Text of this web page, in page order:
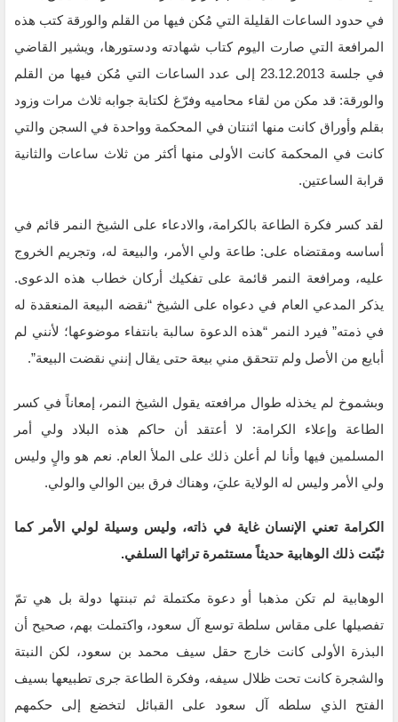
في حدود الساعات القليلة التي مُكن فيها من القلم والورقة كتب هذه
المرافعة التي صارت اليوم كتاب شهادته ودستورها، ويشير القاضي
في جلسة 23.12.2013 إلى عدد الساعات التي مُكن فيها من القلم
والورقة: قد مكن من لقاء محاميه وفرّغ لكتابة جوابه ثلاث مرات وزود
بقلم وأوراق كانت منها اثنتان في المحكمة وواحدة في السجن والتي
كانت في المحكمة كانت الأولى منها أكثر من ثلاث ساعات والثانية
قرابة الساعتين.
لقد كسر فكرة الطاعة بالكرامة، والادعاء على الشيخ النمر قائم في
أساسه ومقتضاه على: طاعة ولي الأمر، والبيعة له، وتجريم الخروج
عليه، ومرافعة النمر قائمة على تفكيك أركان خطاب هذه الدعوى.
يذكر المدعي العام في دعواه على الشيخ “نقضه البيعة المنعقدة له
في ذمته” فيرد النمر “هذه الدعوة سالبة بانتفاء موضوعها؛ لأنني لم
أبايع من الأصل ولم تتحقق مني بيعة حتى يقال إنني نقضت البيعة”.
وبشموخ لم يخذله طوال مرافعته يقول الشيخ النمر، إمعاناً في كسر
الطاعة وإعلاء الكرامة: لا أعتقد أن حاكم هذه البلاد ولي أمر
المسلمين فيها وأنا لم أعلن ذلك على الملأ العام. نعم هو والٍ وليس
ولي الأمر وليس له الولاية عليَ، وهناك فرق بين الوالي والولي.
الكرامة تعني الإنسان غاية في ذاته، وليس وسيلة لولي الأمر كما
ثبّتت ذلك الوهابية حديثاً مستثمرة تراثها السلفي.
الوهابية لم تكن مذهبا أو دعوة مكتملة ثم تبنتها دولة بل هي تمّ
تفصيلها على مقاس سلطة توسع آل سعود، واكتملت بهم، صحيح أن
البذرة الأولى كانت خارج حقل سيف محمد بن سعود، لكن النبتة
والشجرة كانت تحت ظلال سيفه، وفكرة الطاعة جرى تطبيعها بسيف
الفتح الذي سلطه آل سعود على القبائل لتخضع إلى حكمهم